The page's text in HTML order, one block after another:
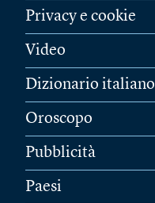
Privacy e cookie
Video
Dizionario italiano
Oroscopo
Pubblicità
Paesi